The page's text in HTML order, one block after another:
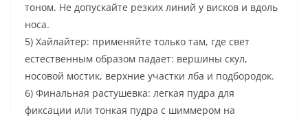
тоном. Не допускайте резких линий у висков и вдоль
носа.
5) Хайлайтер: применяйте только там, где свет
естественным образом падает: вершины скул,
носовой мостик, верхние участки лба и подбородок.
6) Финальная растушевка: легкая пудра для
фиксации или тонкая пудра с шиммером на